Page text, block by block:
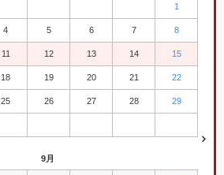
1
4 5 6 7 8
11 12 13 14 15
18 19 20 21 22
25 26 27 28 29
9月